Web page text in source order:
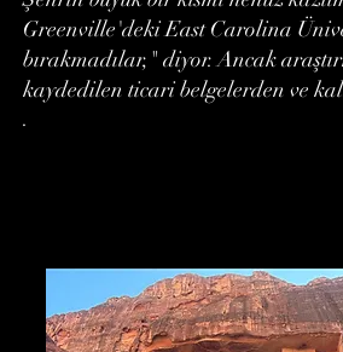
Greenville'deki East Carolina
bırakmadılar," diyor. Ancak
kaydedilen ticari belgelerden ve
.